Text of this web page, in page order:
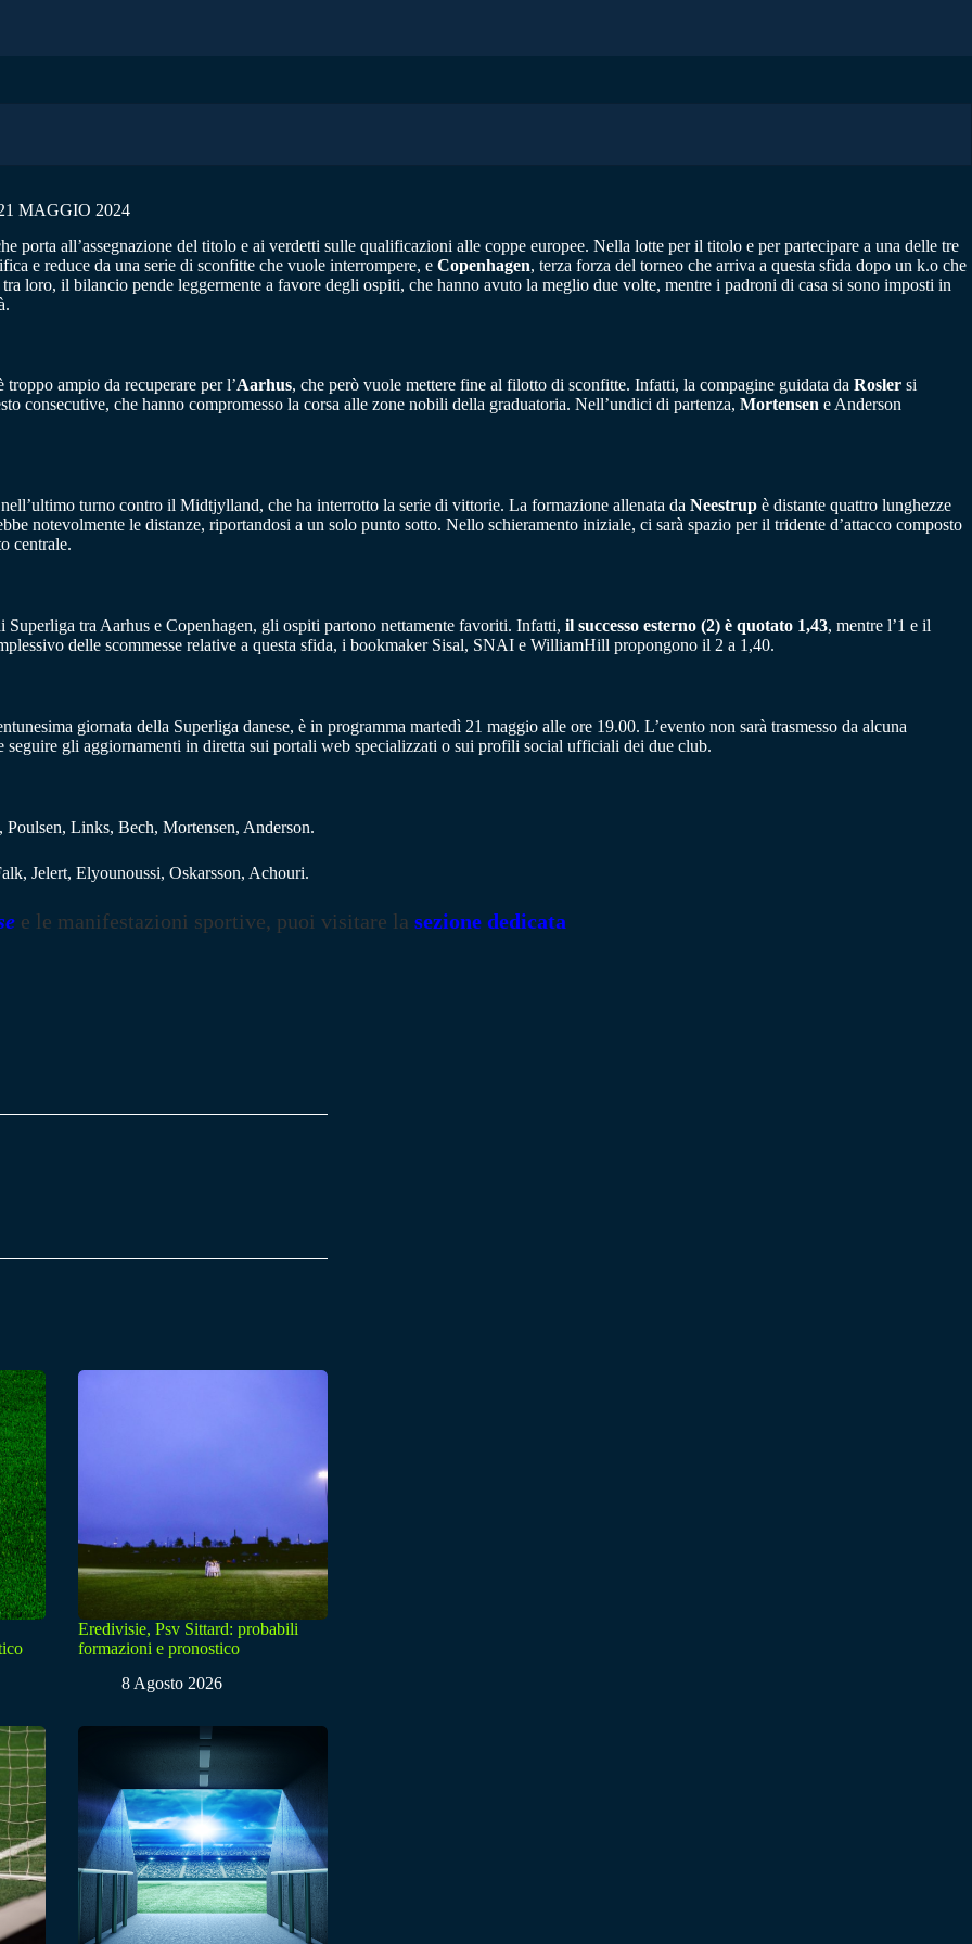
MAGGIO 2024
porta all’assegnazione del titolo e ai verdetti sulle qualificazioni alle coppe europee. Nella lotte per il titolo e per partecipare a una delle tre
e reduce da una serie di sconfitte che vuole interrompere, e Copenhagen, terza forza del torneo che arriva a questa sfida dopo un k.o che
loro, il bilancio pende leggermente a favore degli ospiti, che hanno avuto la meglio due volte, mentre i padroni di casa si sono imposti in
ampio da recuperare per l’Aarhus, che però vuole mettere fine al filotto di sconfitte. Infatti, la compagine guidata da Rosler si
consecutive, che hanno compromesso la corsa alle zone nobili della graduatoria. Nell’undici di partenza, Mortensen e Anderson
turno contro il Midtjylland, che ha interrotto la serie di vittorie. La formazione allenata da Neestrup è distante quattro lunghezze
notevolmente le distanze, riportandosi a un solo punto sotto. Nello schieramento iniziale, ci sarà spazio per il tridente d’attacco composto
centrale.
Superliga tra Aarhus e Copenhagen, gli ospiti partono nettamente favoriti. Infatti, il successo esterno (2) è quotato 1,43, mentre l’1 e il
delle scommesse relative a questa sfida, i bookmaker Sisal, SNAI e WilliamHill propongono il 2 a 1,40.
giornata della Superliga danese, è in programma martedì 21 maggio alle ore 19.00. L’evento non sarà trasmesso da alcuna
seguire gli aggiornamenti in diretta sui portali web specializzati o sui profili social ufficiali dei due club.
Links, Bech, Mortensen, Anderson.
Jelert, Elyounoussi, Oskarsson, Achouri.
e le manifestazioni sportive, puoi visitare la sezione dedicata
Eredivisie, Psv Sittard: probabili
formazioni e pronostico
8 Agosto 2026